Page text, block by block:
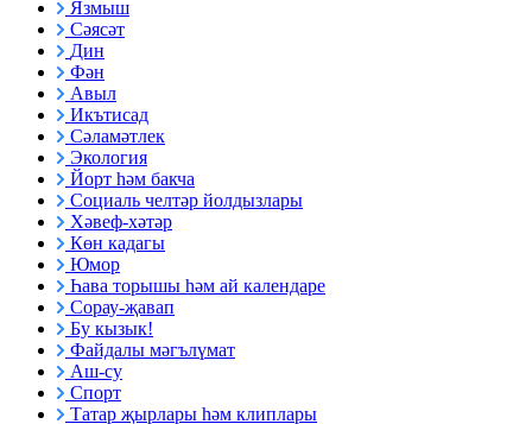
Язмыш
Сәясәт
Дин
Фән
Авыл
Икътисад
Сәламәтлек
Экология
Йорт һәм бакча
Социаль челтәр йолдызлары
Хәвеф-хәтәр
Көн кадагы
Юмор
Һава торышы һәм ай календаре
Сорау-җавап
Бу кызык!
Файдалы мәгълүмат
Аш-су
Спорт
Татар җырлары һәм клиплары